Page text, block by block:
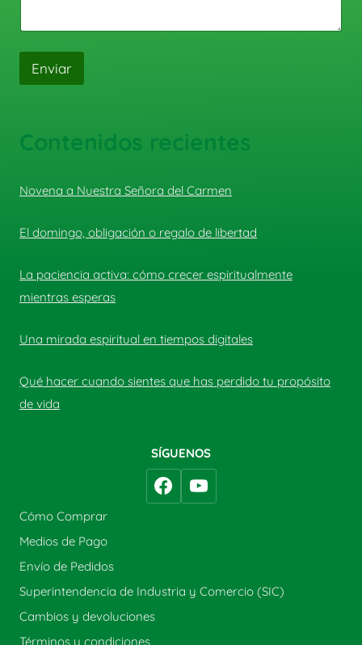
Enviar
Contenidos recientes
Novena a Nuestra Señora del Carmen
El domingo, obligación o regalo de libertad
La paciencia activa: cómo crecer espiritualmente
mientras esperas
Una mirada espiritual en tiempos digitales
Qué hacer cuando sientes que has perdido tu propósito
de vida
SÍGUENOS
Cómo Comprar
Medios de Pago
Envío de Pedidos
Superintendencia de Industria y Comercio (SIC)
Cambios y devoluciones
Términos y condiciones